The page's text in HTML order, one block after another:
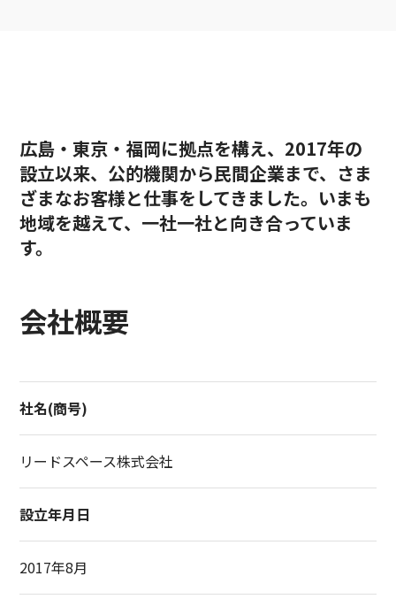
広島・東京・福岡に拠点を構え、2017年の
設立以来、公的機関から民間企業まで、さま
ざまなお客様と仕事をしてきました。いまも
地域を越えて、一社一社と向き合っていま
す。
会社概要
社名(商号)
リードスペース株式会社
設立年月日
2017年8月